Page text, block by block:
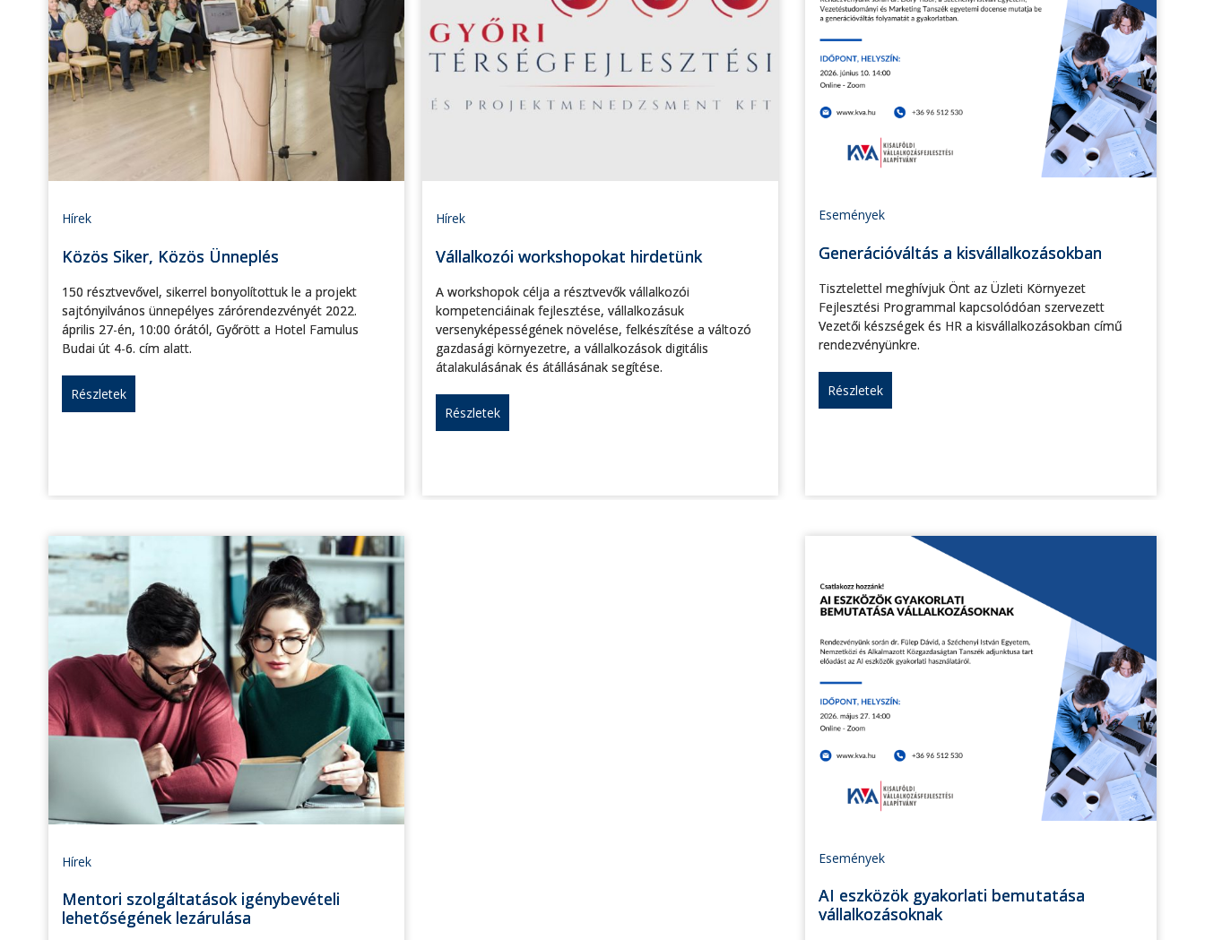
Hírek
Közös Siker, Közös Ünneplés
150 résztvevővel, sikerrel bonyolítottuk le a projekt
sajtónyilvános ünnepélyes zárórendezvényét 2022.
április 27-én, 10:00 órától, Győrött a Hotel Famulus
Budai út 4-6. cím alatt.
Részletek
Hírek
Vállalkozói workshopokat hirdetünk
A workshopok célja a résztvevők vállalkozói
kompetenciáinak fejlesztése, vállalkozásuk
versenyképességének növelése, felkészítése a változó
gazdasági környezetre, a vállalkozások digitális
átalakulásának és átállásának segítése.
Részletek
Hírek
Mentori szolgáltatások igénybevételi
lehetőségének lezárulása
Események
Generációváltás a kisvállalkozásokban
Tisztelettel meghívjuk Önt az Üzleti Környezet
Fejlesztési Programmal kapcsolódóan szervezett
Vezetői készségek és HR a kisvállalkozásokban című
rendezvényünkre.
Részletek
Események
AI eszközök gyakorlati bemutatása
vállalkozásoknak